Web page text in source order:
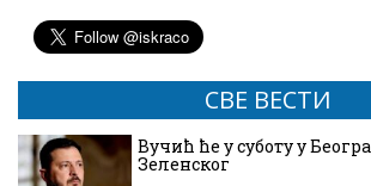
СВЕ ВЕСТИ
Вучић ће у суботу у
Зеленског